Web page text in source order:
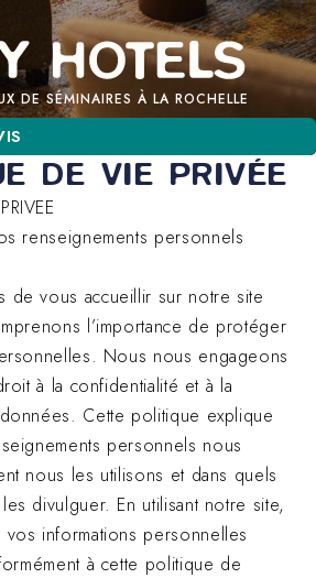
DE SÉMINAIRES À LA ROCHELLE
DEMANDER UN DEVIS
DE VIE PRIVÉE
renseignements personnels
de vous accueillir sur notre site
l’importance de protéger
Nous nous engageons
à la confidentialité et à la
Cette politique explique
personnels nous
nous les utilisons et dans quels
divulguer. En utilisant notre site,
informations personnelles
à cette politique de